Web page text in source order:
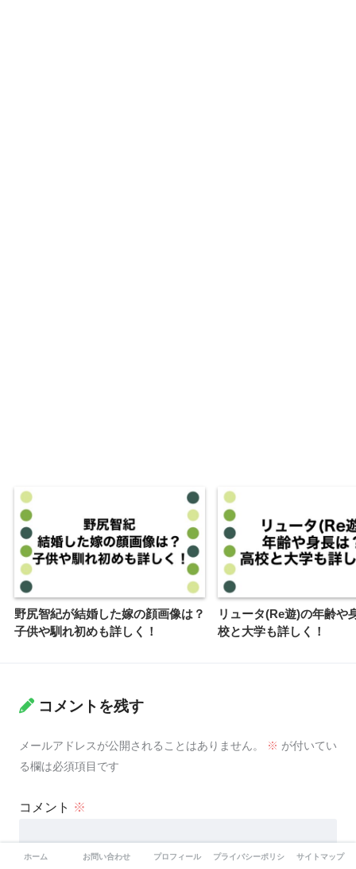
野尻智紀が結婚した嫁の顔画像は？
子供や馴れ初めも詳しく！
リュータ(Re遊)の年齢や
校と大学も詳しく！
コメントを残す
メールアドレスが公開されることはありません。 ※ が付いてい
る欄は必須項目です
コメント ※
ホーム お問い合わせ プロフィール プライバシーポリシー サイトマップ